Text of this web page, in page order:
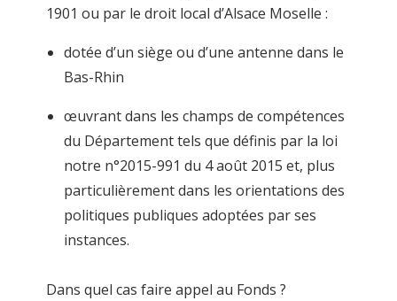
1901 ou par le droit local d’Alsace Moselle :
dotée d’un siège ou d’une antenne dans le
Bas-Rhin
œuvrant dans les champs de compétences
du Département tels que définis par la loi
notre n°2015-991 du 4 août 2015 et, plus
particulièrement dans les orientations des
politiques publiques adoptées par ses
instances.
Dans quel cas faire appel au Fonds ?